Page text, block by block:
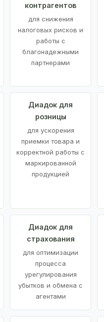
контрагентов
для снижения
налоговых рисков и
работы с
благонадежными
партнерами
Диадок для
розницы
для ускорения
приемки товара и
корректной работы с
маркированной
продукцией
Диадок для
страхования
для оптимизации
процесса
урегулирования
убытков и обмена с
агентами